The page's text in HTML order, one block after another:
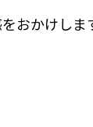
おかけしま